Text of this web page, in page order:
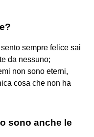
sempre felice sai
da nessuno;
non sono eterni,
cosa che non ha
sono anche le